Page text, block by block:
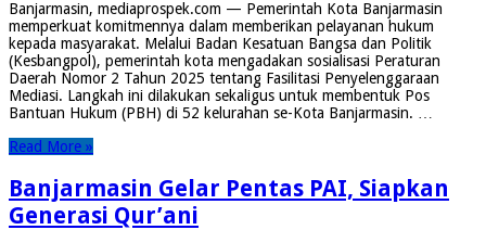
Banjarmasin, mediaprospek.com — Pemerintah Kota Banjarmasin
memperkuat komitmennya dalam memberikan pelayanan hukum
kepada masyarakat. Melalui Badan Kesatuan Bangsa dan Politik
(Kesbangpol), pemerintah kota mengadakan sosialisasi Peraturan
Daerah Nomor 2 Tahun 2025 tentang Fasilitasi Penyelenggaraan
Mediasi. Langkah ini dilakukan sekaligus untuk membentuk Pos
Bantuan Hukum (PBH) di 52 kelurahan se-Kota Banjarmasin. …
Read More »
Banjarmasin Gelar Pentas PAI, Siapkan
Generasi Qur’ani